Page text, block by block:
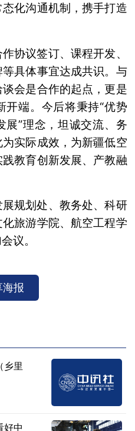
化沟通机制，携手打造
协议签订、课程开发、
具体事宜达成共识。与
会是合作的起点，更是
开端。今后将秉持“优势
展”理念，坦诚交流、务
实际成效，为新疆低空
教育创新发展、产教融
规划处、教务处、科研
旅游学院、航空工程学
议。
海报
乡里
好中